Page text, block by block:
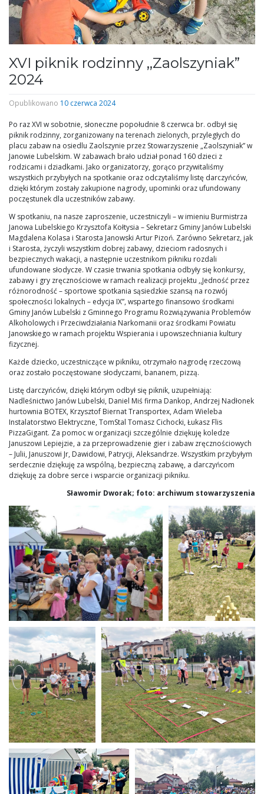
XVI piknik rodzinny ,,Zaolszyniak”
2024
Opublikowano 10 czerwca 2024
Po raz XVI w sobotnie, słoneczne popołudnie 8 czerwca br. odbył się
piknik rodzinny, zorganizowany na terenach zielonych, przyległych do
placu zabaw na osiedlu Zaolszynie przez Stowarzyszenie „Zaolszyniak” w
Janowie Lubelskim. W zabawach brało udział ponad 160 dzieci z
rodzicami i dziadkami. Jako organizatorzy, gorąco przywitaliśmy
wszystkich przybyłych na spotkanie oraz odczytaliśmy listę darczyńców,
dzięki którym zostały zakupione nagrody, upominki oraz ufundowany
poczęstunek dla uczestników zabawy.
W spotkaniu, na nasze zaproszenie, uczestniczyli – w imieniu Burmistrza
Janowa Lubelskiego Krzysztofa Kołtysia – Sekretarz Gminy Janów Lubelski
Magdalena Kolasa i Starosta Janowski Artur Pizoń. Zarówno Sekretarz, jak
i Starosta, życzyli wszystkim dobrej zabawy, dzieciom radosnych i
bezpiecznych wakacji, a następnie uczestnikom pikniku rozdali
ufundowane słodycze. W czasie trwania spotkania odbyły się konkursy,
zabawy i gry zręcznościowe w ramach realizacji projektu ,,Jedność przez
różnorodność – sportowe spotkania sąsiedzkie szansą na rozwój
społeczności lokalnych – edycja IX”, wspartego finansowo środkami
Gminy Janów Lubelski z Gminnego Programu Rozwiązywania Problemów
Alkoholowych i Przeciwdziałania Narkomanii oraz środkami Powiatu
Janowskiego w ramach projektu Wspierania i upowszechniania kultury
fizycznej.
Każde dziecko, uczestniczące w pikniku, otrzymało nagrodę rzeczową
oraz zostało poczęstowane słodyczami, bananem, pizzą.
Listę darczyńców, dzięki którym odbył się piknik, uzupełniają:
Nadleśnictwo Janów Lubelski, Daniel Miś firma Dankop, Andrzej Nadłonek
hurtownia BOTEX, Krzysztof Biernat Transportex, Adam Wieleba
Instalatorstwo Elektryczne, TomStal Tomasz Cichocki, Łukasz Flis
PizzaGigant. Za pomoc w organizacji szczególnie dziękuję koledze
Januszowi Lepiejzie, a za przeprowadzenie gier i zabaw zręcznościowych
– Julii, Januszowi Jr, Dawidowi, Patrycji, Aleksandrze. Wszystkim przybyłym
serdecznie dziękuję za wspólną, bezpieczną zabawę, a darczyńcom
dziękuję za dobre serce i wsparcie organizacji pikniku.
Sławomir Dworak; foto: archiwum stowarzyszenia